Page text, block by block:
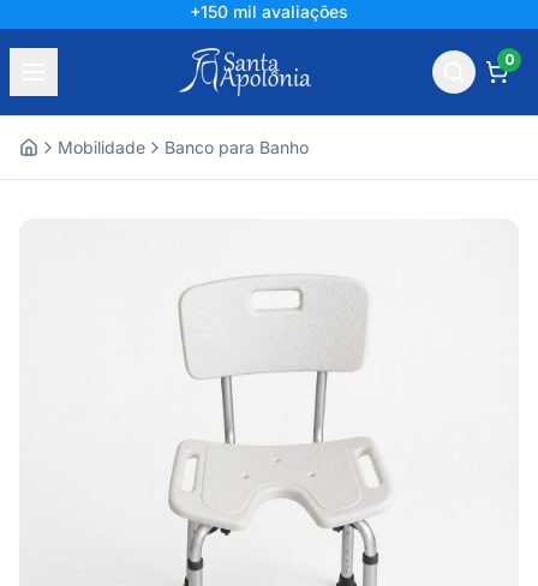
+150 mil avaliações
0
Mobilidade Banco para Banho